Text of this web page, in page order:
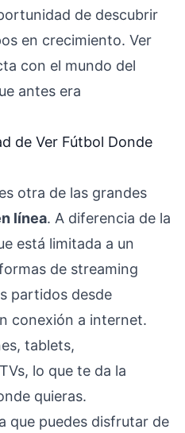
de descubrir
en crecimiento. Ver
con el mundo del
antes era
de Ver Fútbol Donde
es otra de las grandes
línea. A diferencia de la
está limitada a un
de streaming
partidos desde
conexión a internet.
tablets,
lo que te da la
quieras.
que puedes disfrutar de